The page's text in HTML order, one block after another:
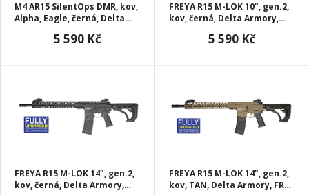
M4 AR15 SilentOps DMR, kov,
Alpha, Eagle, černá, Delta
5 590 Kč
FREYA R15 M-LOK 10", gen.2,
kov, černá, Delta Armory,
5 590 Kč
FREYA R15 M-LOK 14", gen.2,
kov, černá, Delta Armory,
FREYA R15 M-LOK 14", gen.2,
kov, TAN, Delta Armory, FRY-